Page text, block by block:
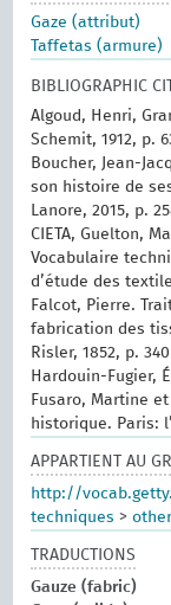
Gaze (attribut)
Taffetas (armure)
BIBLIOGRAPHIC
Algoud, Henri,
Schemit, 1912, p.
Boucher, Jean-
son histoire de
Lanore, 2015, p.
CIETA, Guelton,
Vocabulaire
d’étude des
Falcot, Pierre.
fabrication des
Risler, 1852, p. 340
Hardouin-Fugier,
Fusaro, Martine
historique. Paris:
APPARTIENT AU
http://
techniques >
TRADUCTIONS
Gauze (fabric)